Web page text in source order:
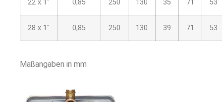
22 x 1″ 0,85 250 130 35 71 53
28 x 1″ 0,85 250 130 39 71 53
Maßangaben in mm